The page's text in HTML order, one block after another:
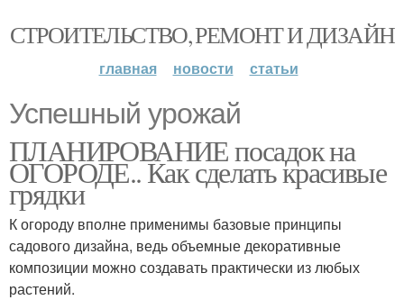
СТРОИТЕЛЬСТВО, РЕМОНТ И ДИЗАЙН
главная новости статьи
Успешный урожай
ПЛАНИРОВАНИЕ посадок на
ОГОРОДЕ.. Как сделать красивые
грядки
К огороду вполне применимы базовые принципы
садового дизайна, ведь объемные декоративные
композиции можно создавать практически из любых
растений.